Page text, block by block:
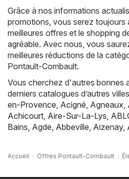
Grâce à nos informations
promotions, vous serez toujours
meilleures offres et le shopping
agréable. Avec nous, vous
meilleures réductions de la
Pontault-Combault.
Vous cherchez d'autres bonnes
derniers catalogues d’autres
en-Provence Acigné Agneaux
Achicourt Aire-Sur-La-Lys
Bains Agde Abbeville Aizenay,
Accueil Offres Pontault-Combault